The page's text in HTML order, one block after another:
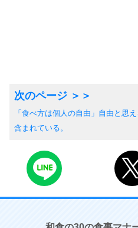
「食べ方は個人の自由」自由と思
含まれている。